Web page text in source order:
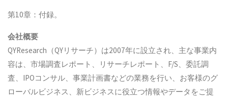
第10章：付録。
会社概要
QYResearch（QYリサーチ）は2007年に設立され、主な事業内
容は、市場調査レポート、リサーチレポート、F/S、委託調
査、IPOコンサル、事業計画書などの業務を行い、お客様のグ
ローバルビジネス、新ビジネスに役立つ情報やデータをご提